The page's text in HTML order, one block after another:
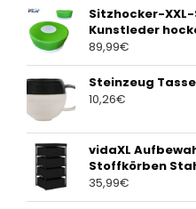
Sitzhocker-
Kunstleder
89,99€
Steinzeug
10,26€
vidaXL
Stoffkörben
35,99€